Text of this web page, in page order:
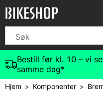
Bestill før kl. 10 – vi
samme dag*
Hjem> Komponenter>